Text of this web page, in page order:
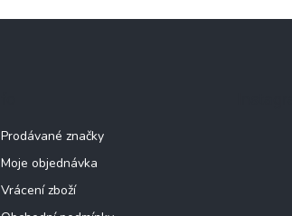
Prodávané značky
Moje objednávka
Vrácení zboží